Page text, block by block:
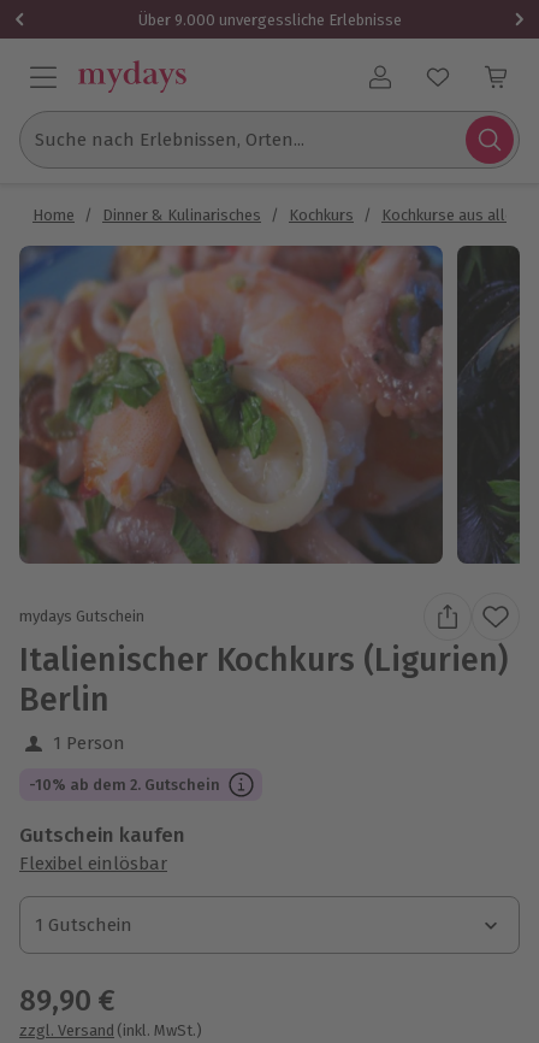
Über 9.000 unvergessliche Erlebnisse
Benutzerkonto
Suche nach Erlebnissen, Orten...
Home / Dinner & Kulinarisches / Kochkurs / Kochkurse aus aller
mydays Gutschein
Italienischer Kochkurs (Ligurien)
Berlin
1 Person
-10% ab dem 2. Gutschein
Gutschein kaufen
Flexibel einlösbar
1 Gutschein
1 Gutschein
1 Gutschein
89,90 €
zzgl. Versand (inkl. MwSt.)